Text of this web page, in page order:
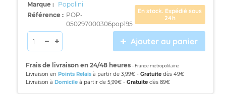
Marque : Popolini
Référence : POP-
050297000306pop195
En stock. Expédié sous
24h
Ajouter au panier
Frais de livraison en 24/48 heures - France métropolitaine
Livraison en Points Relaisà partir de 3,99€ - Gratuitedès 49€
Livraison à Domicileà partir de 5,99€ - Gratuitedès 89€